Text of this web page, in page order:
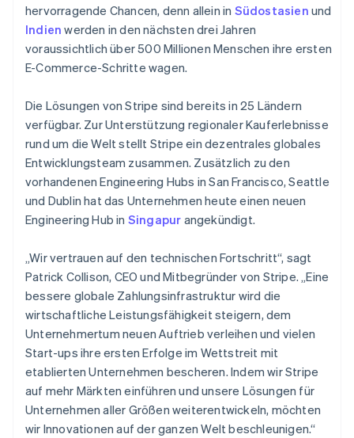
hervorragende Chancen, denn allein in Südostasien und
Indien werden in den nächsten drei Jahren
voraussichtlich über 500 Millionen Menschen ihre ersten
E-Commerce-Schritte wagen.
Die Lösungen von Stripe sind bereits in 25 Ländern
verfügbar. Zur Unterstützung regionaler Kauferlebnisse
rund um die Welt stellt Stripe ein dezentrales globales
Entwicklungsteam zusammen. Zusätzlich zu den
vorhandenen Engineering Hubs in San Francisco, Seattle
und Dublin hat das Unternehmen heute einen neuen
Engineering Hub in Singapur angekündigt.
„Wir vertrauen auf den technischen Fortschritt“, sagt
Patrick Collison, CEO und Mitbegründer von Stripe. „Eine
bessere globale Zahlungsinfrastruktur wird die
wirtschaftliche Leistungsfähigkeit steigern, dem
Unternehmertum neuen Auftrieb verleihen und vielen
Start-ups ihre ersten Erfolge im Wettstreit mit
etablierten Unternehmen bescheren. Indem wir Stripe
auf mehr Märkten einführen und unsere Lösungen für
Unternehmen aller Größen weiterentwickeln, möchten
wir Innovationen auf der ganzen Welt beschleunigen.“
Australien
English